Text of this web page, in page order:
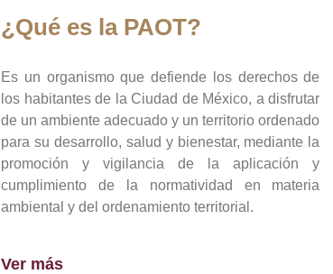
¿Qué es la PAOT?
Es un organismo que defiende los derechos de
los habitantes de la Ciudad de México, a disfrutar
de un ambiente adecuado y un territorio ordenado
para su desarrollo, salud y bienestar, mediante la
promoción y vigilancia de la aplicación y
cumplimiento de la normatividad en materia
ambiental y del ordenamiento territorial.
Ver más